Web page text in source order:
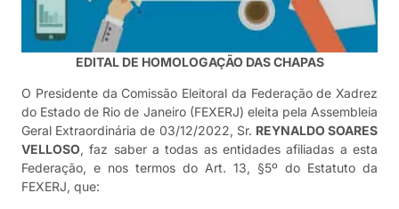
EDITAL DE HOMOLOGAÇÃO DAS CHAPAS
O Presidente da Comissão Eleitoral da Federação de Xadrez
do Estado de Rio de Janeiro (FEXERJ) eleita pela Assembleia
Geral Extraordinária de 03/12/2022, Sr. REYNALDO SOARES
VELLOSO, faz saber a todas as entidades afiliadas a esta
Federação, e nos termos do Art. 13, §5º do Estatuto da
FEXERJ, que: